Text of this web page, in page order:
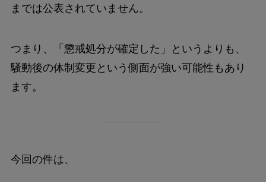
までは公表されていません。
つまり、「懲戒処分が確定した」というよりも、
騒動後の体制変更という側面が強い可能性もあり
ます。
今回の件は、